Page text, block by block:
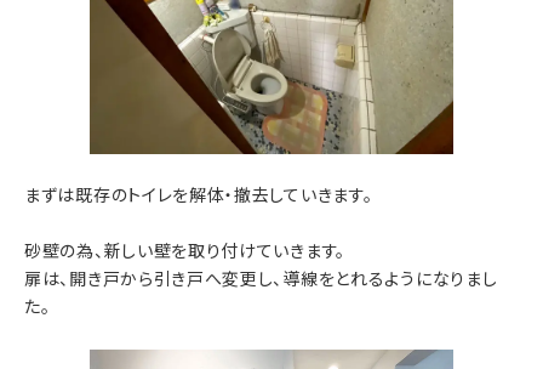
まずは既存のトイレを解体・撤去していきます。
砂壁の為、新しい壁を取り付けていきます。
扉は、開き戸から引き戸へ変更し、導線をとれるようになりまし
た。